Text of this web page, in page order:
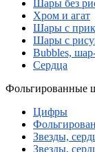
Шары без
Хром и агат
Шары с
Шары с
Bubbles,
Сердца
Фольгированные
Цифры
Звезды,
Звезды,